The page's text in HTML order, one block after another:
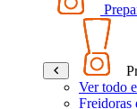
Ver todo
Freidoras